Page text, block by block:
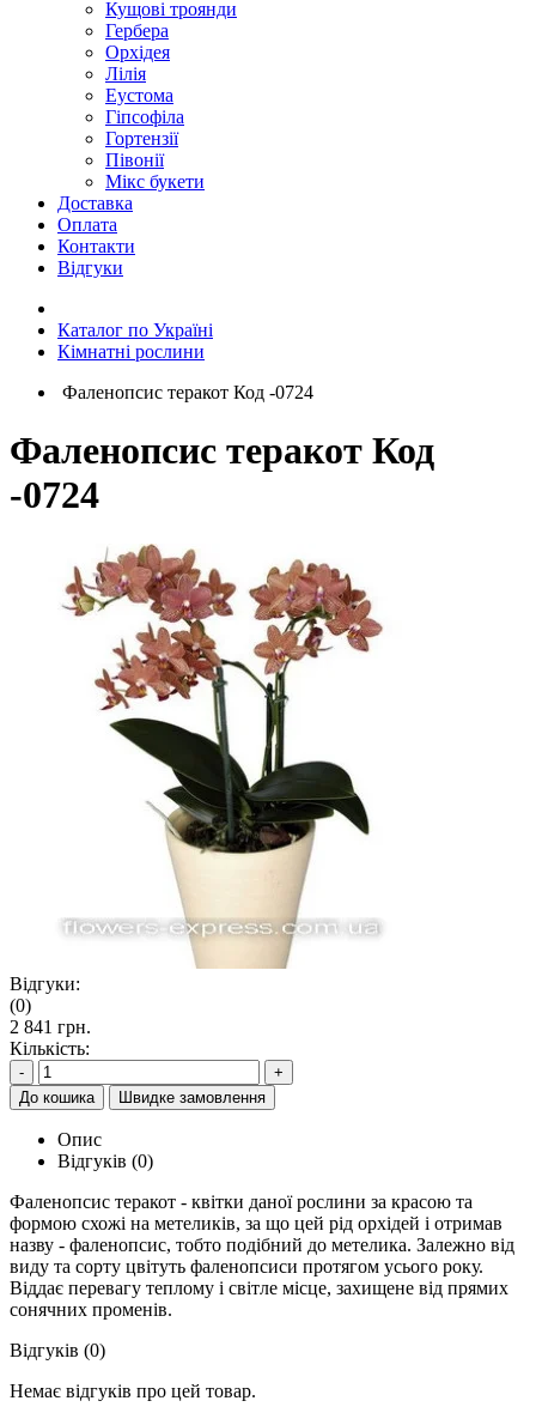
Кущові троянди
Гербера
Орхідея
Лілія
Еустома
Гіпсофіла
Гортензії
Півонії
Мікс букети
Доставка
Оплата
Контакти
Відгуки
Каталог по Україні
Кімнатні рослини
Фаленопсис теракот Код -0724
Фаленопсис теракот Код
-0724
Відгуки:
(0)
2 841 грн.
Кількість:
-
+
До кошика
Швидке замовлення
Опис
Відгуків (0)
Фаленопсис теракот - квітки даної рослини за красою та
формою схожі на метеликів, за що цей рід орхідей і отримав
назву - фаленопсис, тобто подібний до метелика. Залежно від
виду та сорту цвітуть фаленопсиси протягом усього року.
Віддає перевагу теплому і світле місце, захищене від прямих
сонячних променів.
Відгуків (0)
Немає відгуків про цей товар.